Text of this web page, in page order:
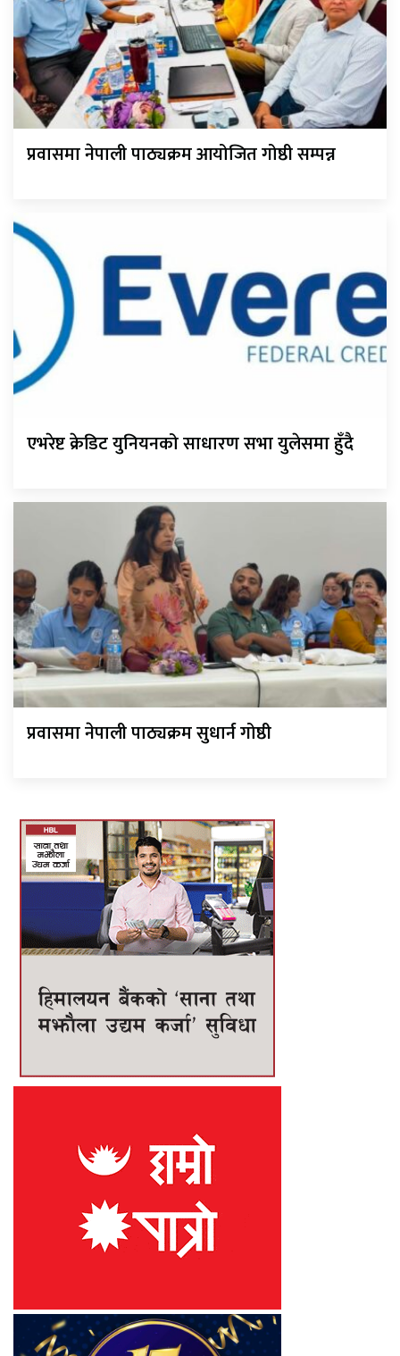
प्रवासमा नेपाली पाठ्यक्रम आयोजित गोष्ठी सम्पन्न
एभरेष्ट क्रेडिट युनियनको साधारण सभा युलेसमा हुँदै
प्रवासमा नेपाली पाठ्यक्रम सुधार्न गोष्ठी